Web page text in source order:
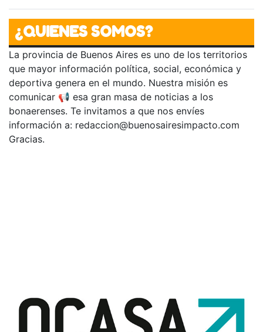
¿QUIENES SOMOS?
La provincia de Buenos Aires es uno de los territorios
que mayor información política, social, económica y
deportiva genera en el mundo. Nuestra misión es
comunicar 📢 esa gran masa de noticias a los
bonaerenses. Te invitamos a que nos envíes
información a: redaccion@buenosairesimpacto.com
Gracias.